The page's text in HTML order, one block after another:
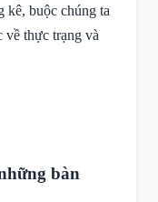
kê, buộc chúng ta
về thực trạng và
bàn